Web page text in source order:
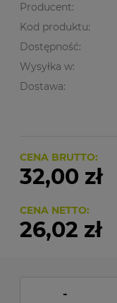
Producent:
Kod produktu:
Dostępność:
Wysyłka w:
Dostawa:
Cena nie
CENA BRUTTO:
32,00 zł
CENA NETTO:
26,02 zł
-